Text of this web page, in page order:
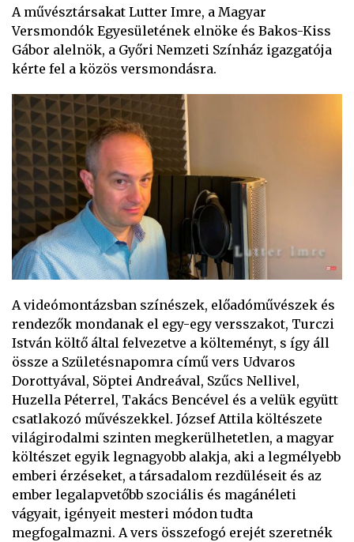
A művésztársakat Lutter Imre, a Magyar
Versmondók Egyesületének elnöke és Bakos-Kiss
Gábor alelnök, a Győri Nemzeti Színház igazgatója
kérte fel a közös versmondásra.
A videómontázsban színészek, előadóművészek és
rendezők mondanak el egy-egy versszakot, Turczi
István költő által felvezetve a költeményt, s így áll
össze a Születésnapomra című vers Udvaros
Dorottyával, Söptei Andreával, Szűcs Nellivel,
Huzella Péterrel, Takács Bencével és a velük együtt
csatlakozó művészekkel. József Attila költészete
világirodalmi szinten megkerülhetetlen, a magyar
költészet egyik legnagyobb alakja, aki a legmélyebb
emberi érzéseket, a társadalom rezdüléseit és az
ember legalapvetőbb szociális és magánéleti
vágyait, igényeit mesteri módon tudta
megfogalmazni. A vers összefogó erejét szeretnék